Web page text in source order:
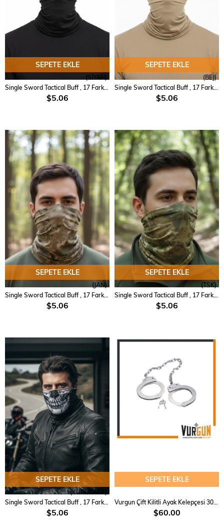
SEPETE EKLE
(SİYAH)
$5.06
SEPETE EKLE
(BEJ)
$5.06
SEPETE EKLE
(JAN)
$5.06
SEPETE EKLE
(TSK)
$5.06
SEPETE EKLE
(KURUKAFA)
$5.06
SEPETE EKLE
$60.00